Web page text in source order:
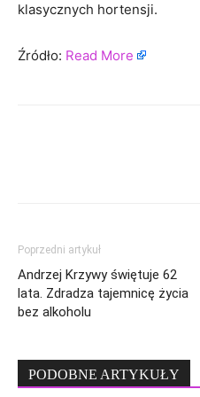
klasycznych hortensji.
Źródło: Read More
Poprzedni artykuł
Andrzej Krzywy świętuje 62
lata. Zdradza tajemnicę życia
bez alkoholu
PODOBNE ARTYKUŁY